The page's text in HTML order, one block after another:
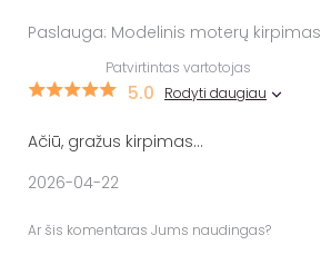
Paslauga: Modelinis moterų kirpimas
Patvirtintas vartotojas
5.0 Rodyti daugiau
Ačiū, gražus kirpimas...
2026-04-22
Ar šis komentaras Jums naudingas?